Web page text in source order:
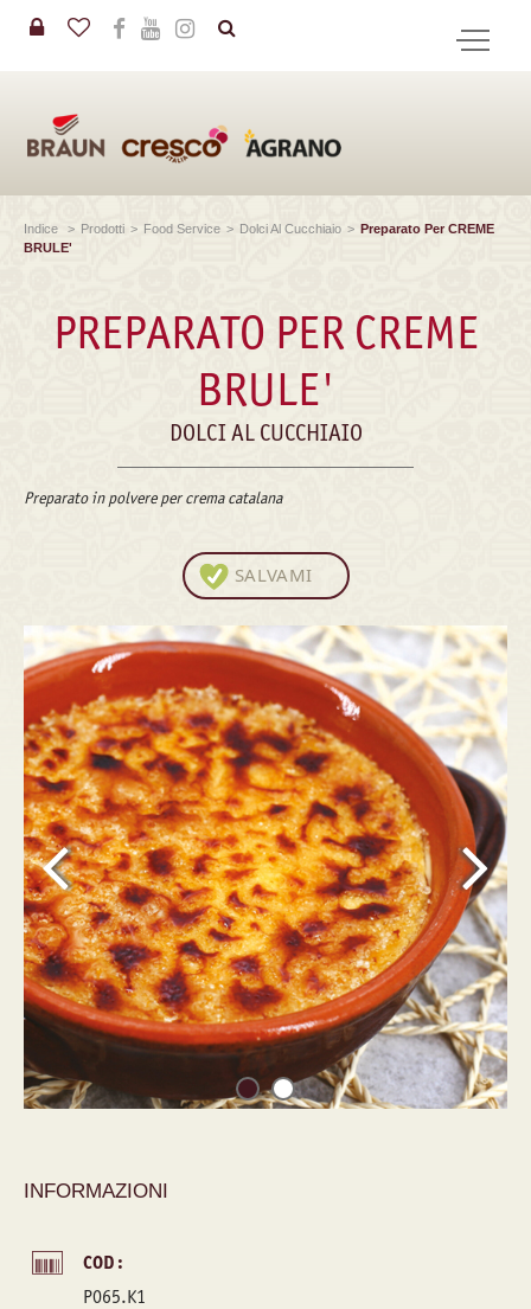
Indice > Prodotti > Food Service > Dolci Al Cucchiaio > Preparato Per CREME
BRULE'
PREPARATO PER CREME
BRULE'
DOLCI AL CUCCHIAIO
Preparato in polvere per crema catalana
SALVAMI
INFORMAZIONI
COD :
P065.K1